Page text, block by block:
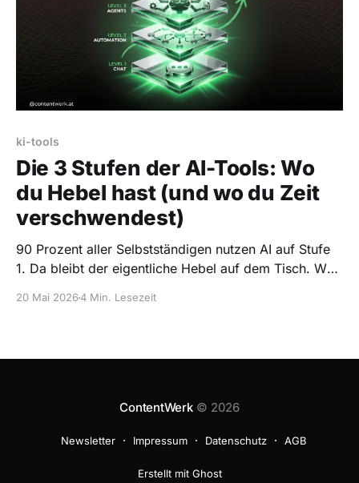
ki-tools
Die 3 Stufen der AI-Tools: Wo
du Hebel hast (und wo du Zeit
verschwendest)
90 Prozent aller Selbstständigen nutzen AI auf Stufe
1. Da bleibt der eigentliche Hebel auf dem Tisch. Was
20 Mai 20264 Min. Lesezeit
ContentWerk© 2026
Newsletter Impressum Datenschutz AGB
Erstellt mit Ghost